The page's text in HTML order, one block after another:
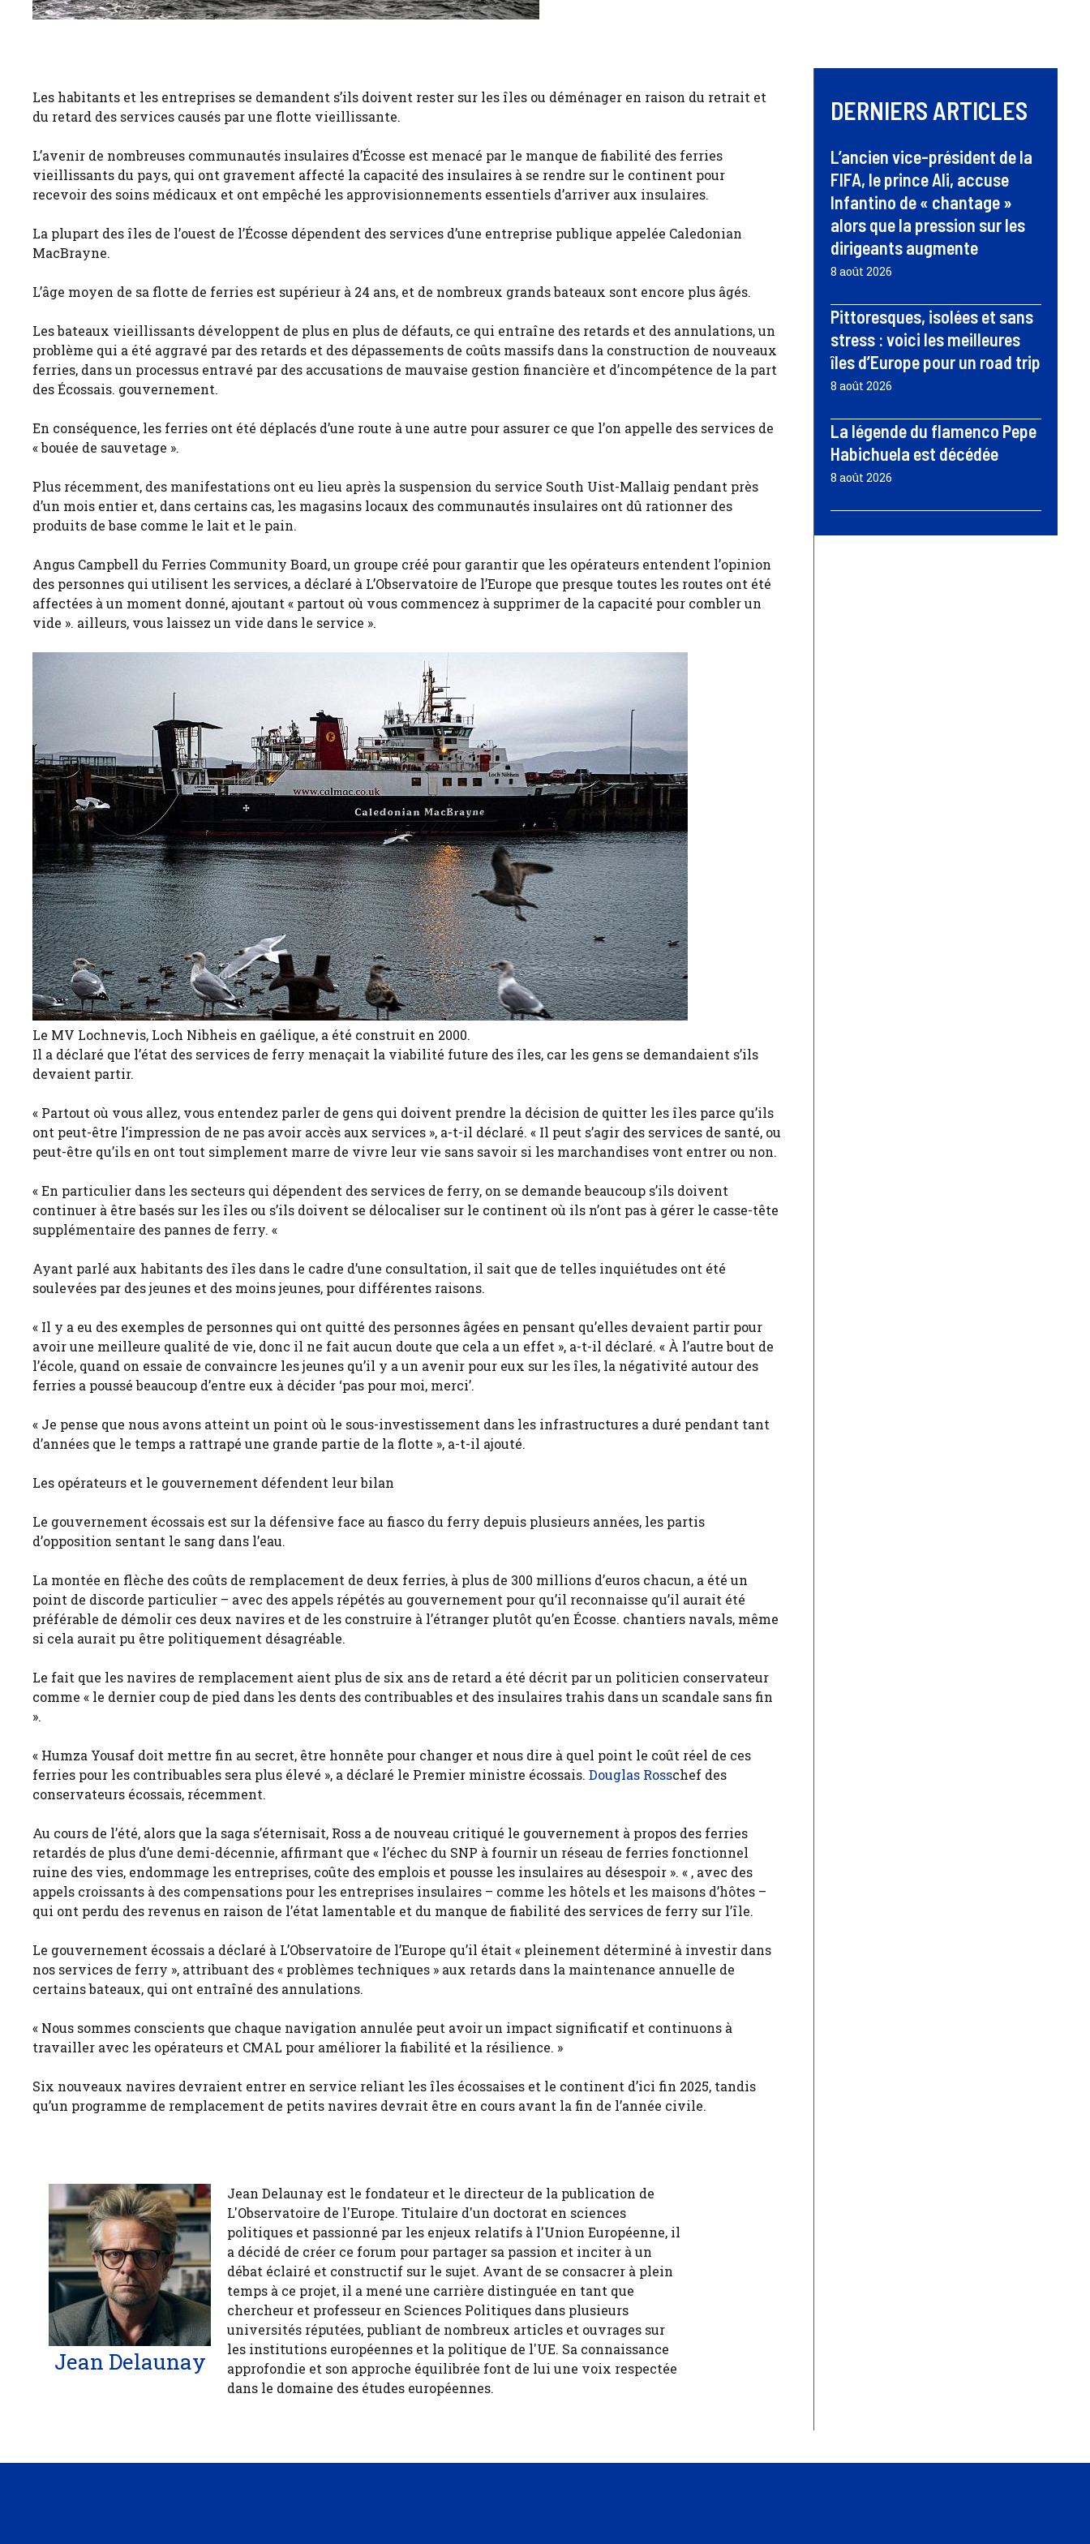
Les habitants et les entreprises se demandent s’ils doivent rester sur les îles ou déménager en raison du retrait et
du retard des services causés par une flotte vieillissante.
L’avenir de nombreuses communautés insulaires d’Écosse est menacé par le manque de fiabilité des ferries
vieillissants du pays, qui ont gravement affecté la capacité des insulaires à se rendre sur le continent pour
recevoir des soins médicaux et ont empêché les approvisionnements essentiels d’arriver aux insulaires.
La plupart des îles de l’ouest de l’Écosse dépendent des services d’une entreprise publique appelée Caledonian
MacBrayne.
L’âge moyen de sa flotte de ferries est supérieur à 24 ans, et de nombreux grands bateaux sont encore plus âgés.
Les bateaux vieillissants développent de plus en plus de défauts, ce qui entraîne des retards et des annulations, un
problème qui a été aggravé par des retards et des dépassements de coûts massifs dans la construction de nouveaux
ferries, dans un processus entravé par des accusations de mauvaise gestion financière et d’incompétence de la part
des Écossais. gouvernement.
En conséquence, les ferries ont été déplacés d’une route à une autre pour assurer ce que l’on appelle des services de
« bouée de sauvetage ».
Plus récemment, des manifestations ont eu lieu après la suspension du service South Uist-Mallaig pendant près
d’un mois entier et, dans certains cas, les magasins locaux des communautés insulaires ont dû rationner des
produits de base comme le lait et le pain.
Angus Campbell du Ferries Community Board, un groupe créé pour garantir que les opérateurs entendent l’opinion
des personnes qui utilisent les services, a déclaré à L’Observatoire de l’Europe que presque toutes les routes ont été
affectées à un moment donné, ajoutant « partout où vous commencez à supprimer de la capacité pour combler un
vide ». ailleurs, vous laissez un vide dans le service ».
Le MV Lochnevis, Loch Nibheis en gaélique, a été construit en 2000.
Il a déclaré que l’état des services de ferry menaçait la viabilité future des îles, car les gens se demandaient s’ils
devaient partir.
« Partout où vous allez, vous entendez parler de gens qui doivent prendre la décision de quitter les îles parce qu’ils
ont peut-être l’impression de ne pas avoir accès aux services », a-t-il déclaré. « Il peut s’agir des services de santé, ou
peut-être qu’ils en ont tout simplement marre de vivre leur vie sans savoir si les marchandises vont entrer ou non.
« En particulier dans les secteurs qui dépendent des services de ferry, on se demande beaucoup s’ils doivent
continuer à être basés sur les îles ou s’ils doivent se délocaliser sur le continent où ils n’ont pas à gérer le casse-tête
supplémentaire des pannes de ferry. «
Ayant parlé aux habitants des îles dans le cadre d’une consultation, il sait que de telles inquiétudes ont été
soulevées par des jeunes et des moins jeunes, pour différentes raisons.
« Il y a eu des exemples de personnes qui ont quitté des personnes âgées en pensant qu’elles devaient partir pour
avoir une meilleure qualité de vie, donc il ne fait aucun doute que cela a un effet », a-t-il déclaré. « À l’autre bout de
l’école, quand on essaie de convaincre les jeunes qu’il y a un avenir pour eux sur les îles, la négativité autour des
ferries a poussé beaucoup d’entre eux à décider ‘pas pour moi, merci’.
« Je pense que nous avons atteint un point où le sous-investissement dans les infrastructures a duré pendant tant
d’années que le temps a rattrapé une grande partie de la flotte », a-t-il ajouté.
Les opérateurs et le gouvernement défendent leur bilan
Le gouvernement écossais est sur la défensive face au fiasco du ferry depuis plusieurs années, les partis
d’opposition sentant le sang dans l’eau.
La montée en flèche des coûts de remplacement de deux ferries, à plus de 300 millions d’euros chacun, a été un
point de discorde particulier – avec des appels répétés au gouvernement pour qu’il reconnaisse qu’il aurait été
préférable de démolir ces deux navires et de les construire à l’étranger plutôt qu’en Écosse. chantiers navals, même
si cela aurait pu être politiquement désagréable.
Le fait que les navires de remplacement aient plus de six ans de retard a été décrit par un politicien conservateur
comme « le dernier coup de pied dans les dents des contribuables et des insulaires trahis dans un scandale sans fin
».
« Humza Yousaf doit mettre fin au secret, être honnête pour changer et nous dire à quel point le coût réel de ces
ferries pour les contribuables sera plus élevé », a déclaré le Premier ministre écossais. Douglas Rosschef des
conservateurs écossais, récemment.
Au cours de l’été, alors que la saga s’éternisait, Ross a de nouveau critiqué le gouvernement à propos des ferries
retardés de plus d’une demi-décennie, affirmant que « l’échec du SNP à fournir un réseau de ferries fonctionnel
ruine des vies, endommage les entreprises, coûte des emplois et pousse les insulaires au désespoir ». « , avec des
appels croissants à des compensations pour les entreprises insulaires – comme les hôtels et les maisons d’hôtes –
qui ont perdu des revenus en raison de l’état lamentable et du manque de fiabilité des services de ferry sur l’île.
Le gouvernement écossais a déclaré à L’Observatoire de l’Europe qu’il était « pleinement déterminé à investir dans
nos services de ferry », attribuant des « problèmes techniques » aux retards dans la maintenance annuelle de
certains bateaux, qui ont entraîné des annulations.
« Nous sommes conscients que chaque navigation annulée peut avoir un impact significatif et continuons à
travailler avec les opérateurs et CMAL pour améliorer la fiabilité et la résilience. »
Six nouveaux navires devraient entrer en service reliant les îles écossaises et le continent d’ici fin 2025, tandis
qu’un programme de remplacement de petits navires devrait être en cours avant la fin de l’année civile.
Jean Delaunay
Jean Delaunay est le fondateur et le directeur de la publication de
L'Observatoire de l'Europe. Titulaire d'un doctorat en sciences
politiques et passionné par les enjeux relatifs à l'Union Européenne, il
a décidé de créer ce forum pour partager sa passion et inciter à un
débat éclairé et constructif sur le sujet. Avant de se consacrer à plein
temps à ce projet, il a mené une carrière distinguée en tant que
chercheur et professeur en Sciences Politiques dans plusieurs
universités réputées, publiant de nombreux articles et ouvrages sur
les institutions européennes et la politique de l'UE. Sa connaissance
approfondie et son approche équilibrée font de lui une voix respectée
dans le domaine des études européennes.
DERNIERS ARTICLES
L’ancien vice-président de la
FIFA, le prince Ali, accuse
Infantino de « chantage »
alors que la pression sur les
dirigeants augmente
8 août 2026
Pittoresques, isolées et sans
stress : voici les meilleures
îles d’Europe pour un road trip
8 août 2026
La légende du flamenco Pepe
Habichuela est décédée
8 août 2026